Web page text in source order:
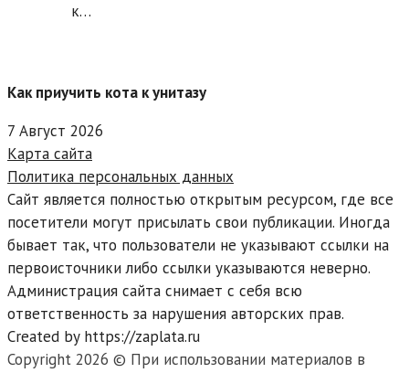
к…
Как приучить кота к унитазу
7 Август 2026
Карта сайта
Политика персональных данных
Сайт является полностью открытым ресурсом, где все
посетители могут присылать свои публикации. Иногда
бывает так, что пользователи не указывают ссылки на
первоисточники либо ссылки указываются неверно.
Администрация сайта снимает с себя всю
ответственность за нарушения авторских прав.
Created by https://zaplata.ru
Copyright 2026 © При использовании материалов в